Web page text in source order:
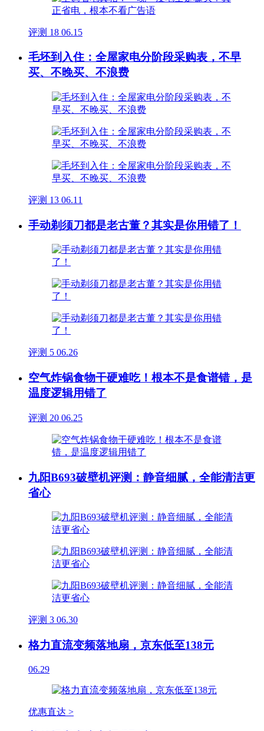
评测 18 06.15
毛坯到入住：全屋家电分阶段采购表，不早
买、不晚买、不浪费
评测 13 06.11
手动剃须刀都是老古董？其实是你用错了！
评测 5 06.26
空气炸锅食物干硬难吃！根本不是食谱错，是
温度逻辑用错了
评测 20 06.25
九阳B693破壁机评测：静音细腻，全能清洁更
省心
评测 3 06.30
格力直流变频落地扇，京东低至138元
06.29
优惠直达 >